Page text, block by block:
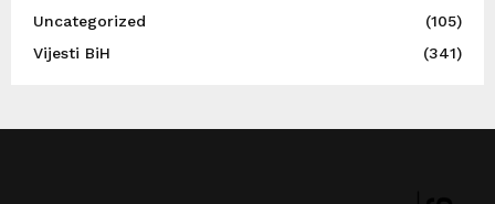
Uncategorized
(105)
Vijesti BiH
(341)